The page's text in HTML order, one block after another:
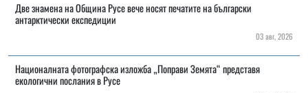
Две знамена на Община Русе вече носят печатите на български
антарктически експедиции
03 авг, 2026
Националната фотографска изложба „Поправи Земята“ представя
екологични послания в Русе